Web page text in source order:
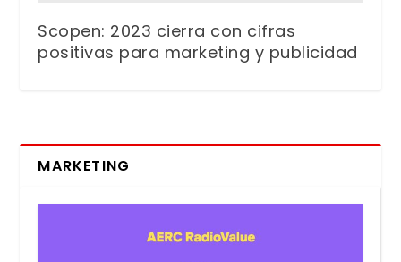
Scopen: 2023 cierra con cifras
positivas para marketing y publicidad
MARKETING